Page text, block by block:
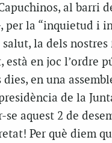
al barri
per la “inquietud i
la dels
està en joc l’ordre
en una
de la
aquest 2 de
Per què diem